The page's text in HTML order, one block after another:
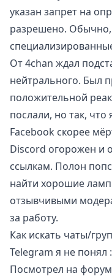
указан запрет на
разрешено.
От 4chan ждал
нейтрального. Был
положительной
послали, но так, что
Facebook скорее
Discord огорожен и
ссылкам. Полон
найти хорошие
отзывчивыми
за работу.
Как искать чаты/
Telegram я не понял
Посмотрел на